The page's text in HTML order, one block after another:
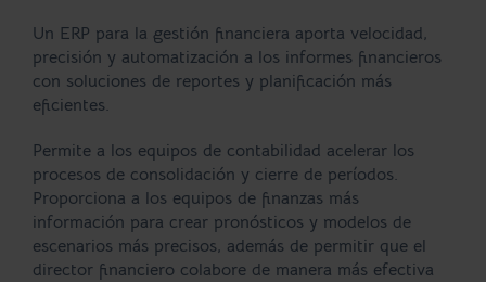
Un ERP para la gestión financiera aporta velocidad,
precisión y automatización a los informes financieros
con soluciones de reportes y planificación más
eficientes.
Permite a los equipos de contabilidad acelerar los
procesos de consolidación y cierre de períodos.
Proporciona a los equipos de finanzas más
información para crear pronósticos y modelos de
escenarios más precisos, además de permitir que el
director financiero colabore de manera más efectiva